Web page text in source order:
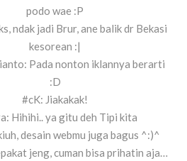
podo wae :P
ndak jadi Brur, ane balik dr Bekasi
kesorean :|
Pada nonton iklannya berarti
:D
#cK: Jiakakak!
Hihihi.. ya gitu deh Tipi kita
desain webmu juga bagus ^:)^
jeng, cuman bisa prihatin aja…